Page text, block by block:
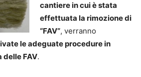
cantiere in cui è stata
effettuata la rimozione di
“FAV”, verranno
le adeguate procedure in
delle FAV.